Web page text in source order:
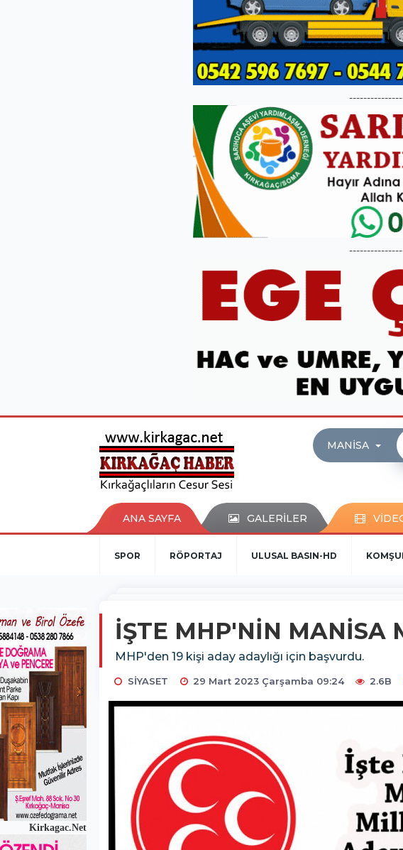
MANISA
ANA SAYFA GALERİLER
SPOR RÖPORTAJ ULUSAL BASIN-HD
İŞTE MHP'NİN MANİSA
MHP'den 19 kişi aday adaylığı için başvurdu.
SİYASET 29 Mart 2023 Çarşamba 09:24 2.6B
Kirkagac.Net